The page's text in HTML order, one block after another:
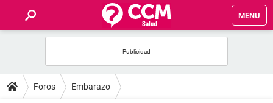
MENU
FOROS
Foros Embarazo